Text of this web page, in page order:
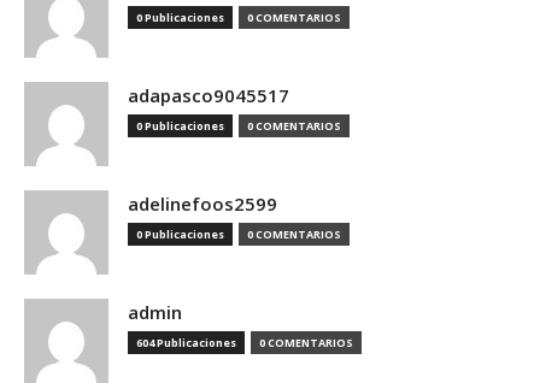
0 Publicaciones 0 COMENTARIOS
adapasco9045517
0 Publicaciones 0 COMENTARIOS
adelinefoos2599
0 Publicaciones 0 COMENTARIOS
admin
604 Publicaciones 0 COMENTARIOS